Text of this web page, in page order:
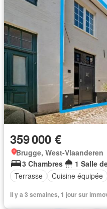
359 000 €
Brugge, West-Vlaanderen
3 Chambres
1 Salle
Terrasse
Cuisine équipée
Il y a 3 semaines, 1 jour sur